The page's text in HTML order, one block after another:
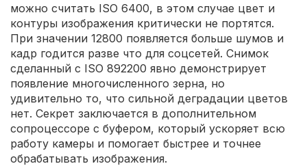
можно считать ISO 6400, в этом случае цвет и
контуры изображения критически не портятся.
При значении 12800 появляется больше шумов и
кадр годится разве что для соцсетей. Снимок
сделанный с ISO 892200 явно демонстрирует
появление многочисленного зерна, но
удивительно то, что сильной деградации цветов
нет. Секрет заключается в дополнительном
сопроцессоре с буфером, который ускоряет всю
работу камеры и помогает быстрее и точнее
обрабатывать изображения.